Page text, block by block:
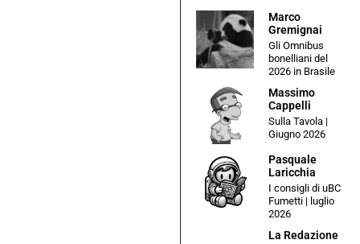
Marco
Gremignai
Gli Omnibus
bonelliani del
2026 in Brasile
Massimo
Cappelli
Sulla Tavola |
Giugno 2026
Pasquale
Laricchia
I consigli di uBC
Fumetti | luglio
2026
La Redazione